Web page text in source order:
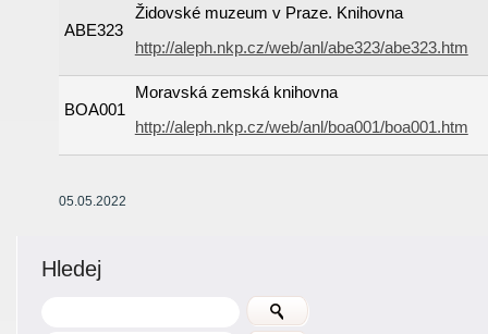
ABE323
Židovské muzeum v Praze. Knihovna
http://aleph.nkp.cz/web/anl/abe323/abe323.htm
BOA001
Moravská zemská knihovna
http://aleph.nkp.cz/web/anl/boa001/boa001.htm
05.05.2022
Hledej